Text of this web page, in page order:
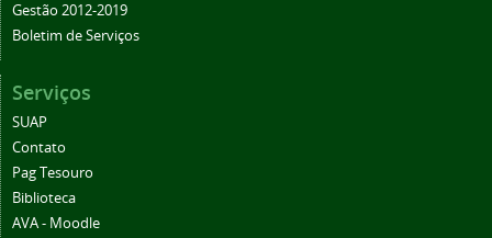
Gestão 2012-2019
Boletim de Serviços
Serviços
SUAP
Contato
Pag Tesouro
Biblioteca
AVA - Moodle